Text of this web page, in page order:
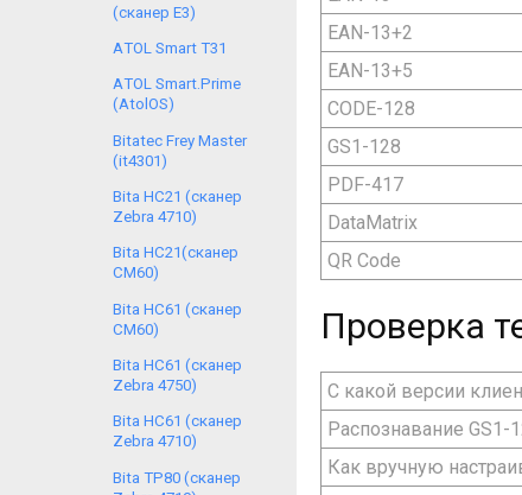
(сканер E3)
АTOL Smart T31
АTOL Smart.Prime
(AtolOS)
Bitatec Frey Master
(it4301)
Bita HC21 (сканер
Zebra 4710)
Bita HC21(сканер
CM60)
Bita HC61 (сканер
CM60)
Bita HC61 (сканер
Zebra 4750)
Bita HC61 (сканер
Zebra 4710)
Bita TP80 (сканер
EAN-13+2
EAN-13+5
CODE-128
GS1-128
PDF-417
DataMatrix
QR Code
Проверка
С какой версии
Распознавание GS1-
Как вручную